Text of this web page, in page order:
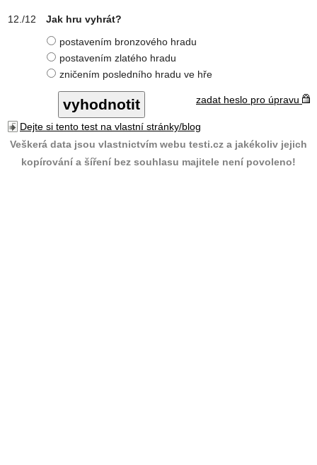
Jak hru vyhrát?
postavením bronzového hradu
postavením zlatého hradu
zničením posledního hradu ve hře
zadat heslo pro úpravu
Dejte si tento test na vlastní stránky/blog
Veškerá data jsou vlastnictvím webu testi.cz a jakékoliv jejich
kopírování a šíření bez souhlasu majitele není povoleno!